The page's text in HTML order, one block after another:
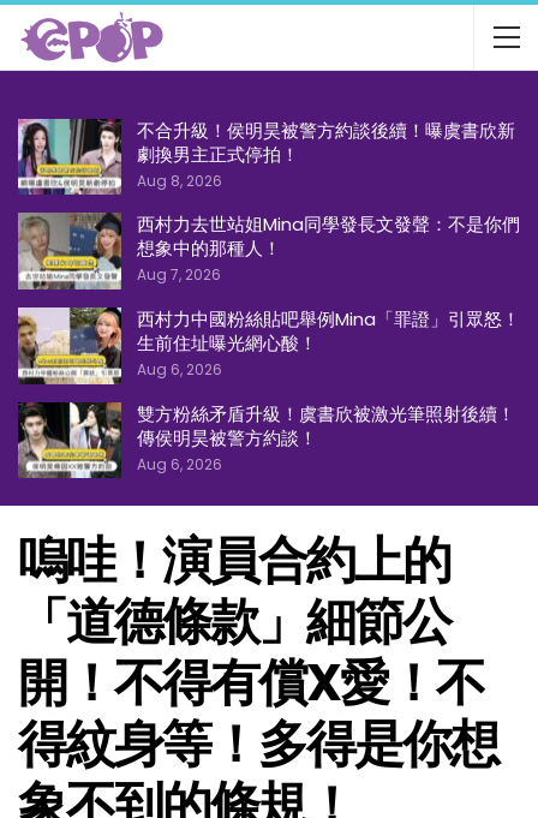
不合升級！侯明昊被警方約談後續！曝虞書欣新
劇換男主正式停拍！
Aug 8, 2026
西村力去世站姐Mina同學發長文發聲：不是你們
想象中的那種人！
Aug 7, 2026
西村力中國粉絲貼吧舉例Mina「罪證」引眾怒！
生前住址曝光網心酸！
Aug 6, 2026
雙方粉絲矛盾升級！虞書欣被激光筆照射後續！
傳侯明昊被警方約談！
Aug 6, 2026
嗚哇！演員合約上的
「道德條款」細節公
開！不得有償X愛！不
得紋身等！多得是你想